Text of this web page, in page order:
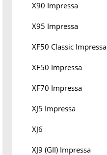
X90 Impressa
X95 Impressa
XF50 Classic Impressa
XF50 Impressa
XF70 Impressa
XJ5 Impressa
XJ6
XJ9 (GII) Impressa